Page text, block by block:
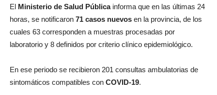
El Ministerio de Salud Públicainforma que en las últimas 24
horas, se notificaron 71 casos nuevos en la provincia, de los
cuales 63 corresponden a muestras procesadas por
laboratorio y 8 definidos por criterio clínico epidemiológico.
En ese periodo se recibieron 201 consultas ambulatorias de
sintomáticos compatibles con COVID-19.